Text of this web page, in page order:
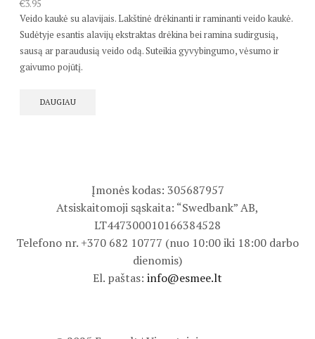
€3.95
Veido kaukė su alavijais. Lakštinė drėkinanti ir raminanti veido kaukė.
Sudėtyje esantis alavijų ekstraktas drėkina bei ramina sudirgusią,
sausą ar paraudusią veido odą. Suteikia gyvybingumo, vėsumo ir
gaivumo pojūtį.
DAUGIAU
Įmonės kodas: 305687957
Atsiskaitomoji sąskaita: “Swedbank” AB,
LT447300010166384528
Telefono nr. +370 682 10777 (nuo 10:00 iki 18:00 darbo
dienomis)
El. paštas: info@esmee.lt